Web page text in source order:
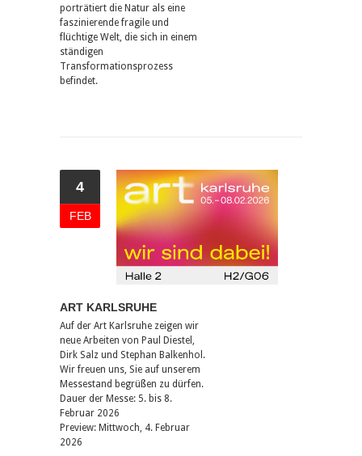
porträtiert die Natur als eine
faszinierende fragile und
flüchtige Welt, die sich in einem
ständigen
Transformationsprozess
befindet.
4
FEB
ART KARLSRUHE
Auf der Art Karlsruhe zeigen wir
neue Arbeiten von Paul Diestel,
Dirk Salz und Stephan Balkenhol.
Wir freuen uns, Sie auf unserem
Messestand begrüßen zu dürfen.
Dauer der Messe: 5. bis 8.
Februar 2026
Preview: Mittwoch, 4. Februar
2026